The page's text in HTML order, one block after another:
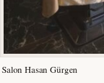
Salon Hasan Gürgen